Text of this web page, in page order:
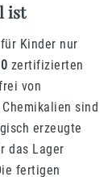
ist
Kinder nur
zertifizierten
von
sind
erzeugte
das Lager
fertigen